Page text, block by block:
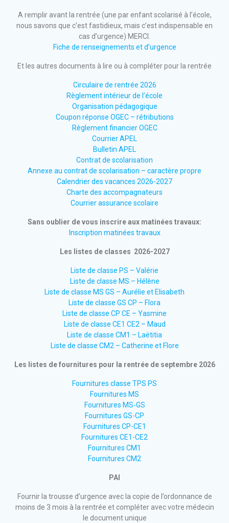
A remplir avant la rentrée (une par enfant scolarisé à l’école,
nous savons que c’est fastidieux, mais c’est indispensable en
cas d’urgence) MERCI.
Fiche de renseignements et d’urgence
Et les autres documents à lire ou à compléter pour la rentrée
Circulaire de rentrée 2026
Règlement intérieur de l’école
Organisation pédagogique
Coupon réponse OGEC – rétributions
Règlement financier OGEC
Courrier APEL
Bulletin APEL
Contrat de scolarisation
Annexe au contrat de scolarisation – caractère propre
Calendrier des vacances 2026-2027
Charte des accompagnateurs
Courrier assurance scolaire
Sans oublier de vous inscrire aux matinées travaux:
Inscription matinées travaux
Les listes de classes 2026-2027
Liste de classe PS – Valérie
Liste de classe MS – Hélène
Liste de classe MS GS – Aurélie et Elisabeth
Liste de classe GS CP – Flora
Liste de classe CP CE – Yasmine
Liste de classe CE1 CE2 – Maud
Liste de classe CM1 – Laëtitia
Liste de classe CM2 – Catherine et Flore
Les listes de fournitures pour la rentrée de septembre 2026
Fournitures classe TPS PS
Fournitures MS
Fournitures MS-GS
Fournitures GS-CP
Fournitures CP-CE1
Fournitures CE1-CE2
Fournitures CM1
Fournitures CM2
PAI
Fournir la trousse d’urgence avec la copie de l’ordonnance de
moins de 3 mois à la rentrée et compléter avec votre médecin
le document unique